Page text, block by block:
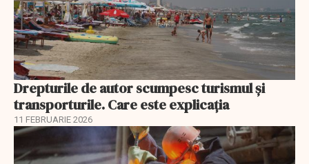
Drepturile de autor scumpesc turismul și
transporturile. Care este explicația
11 FEBRUARIE 2026